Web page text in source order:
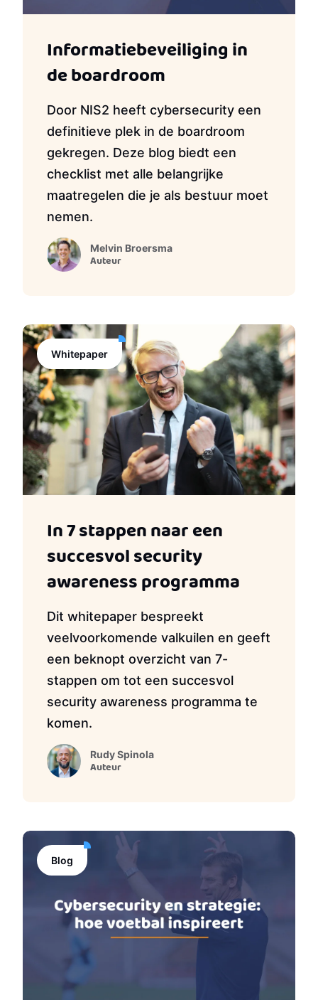
Informatiebeveiliging in
de boardroom
Door NIS2 heeft cybersecurity een
definitieve plek in de boardroom
gekregen. Deze blog biedt een
checklist met alle belangrijke
maatregelen die je als bestuur moet
nemen.
Melvin Broersma
Auteur
Whitepaper
In 7 stappen naar een
succesvol security
awareness programma
Dit whitepaper bespreekt
veelvoorkomende valkuilen en geeft
een beknopt overzicht van 7-
stappen om tot een succesvol
security awareness programma te
komen.
Rudy Spinola
Auteur
Blog